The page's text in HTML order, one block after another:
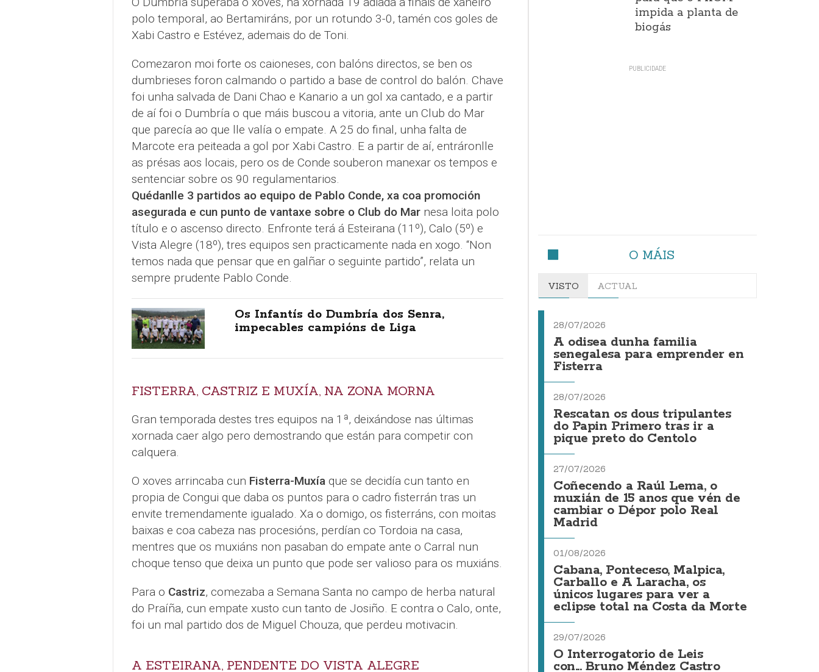
polo temporal, ao Bertamiráns, por un rotundo 3-0, tamén cos goles de
Xabi Castro e Estévez, ademais do de Toni.
Comezaron moi forte os caioneses, con balóns directos, se ben os
dumbrieses foron calmando o partido a base de control do balón. Chave
foi unha salvada de Dani Chao e Kanario a un gol xa cantado, e a partir
de aí foi o Dumbría o que máis buscou a vitoria, ante un Club do Mar
que parecía ao que lle valía o empate. A 25 do final, unha falta de
Marcote era peiteada a gol por Xabi Castro. E a partir de aí, entráronlle
as présas aos locais, pero os de Conde souberon manexar os tempos e
sentenciar sobre os 90 regulamentarios.
Quédanlle 3 partidos ao equipo de Pablo Conde, xa coa promoción
asegurada e cun punto de vantaxe sobre o Club do Mar nesa loita polo
título e o ascenso directo. Enfronte terá á Esteirana (11º), Calo (5º) e
Vista Alegre (18º), tres equipos sen practicamente nada en xogo. “Non
temos nada que pensar que en galñar o seguinte partido”, relata un
sempre prudente Pablo Conde.
Os Infantís do Dumbría dos Senra,
impecables campións de Liga
FISTERRA, CASTRIZ E MUXÍA, NA ZONA MORNA
Gran temporada destes tres equipos na 1ª, deixándose nas últimas
xornada caer algo pero demostrando que están para competir con
calquera.
O xoves arrincaba cun Fisterra-Muxía que se decidía cun tanto en
propia de Congui que daba os puntos para o cadro fisterrán tras un
envite tremendamente igualado. Xa o domigo, os fisterráns, con moitas
baixas e coa cabeza nas procesións, perdían co Tordoia na casa,
mentres que os muxiáns non pasaban do empate ante o Carral nun
choque tenso que deixa un punto que pode ser valioso para os muxiáns.
Para o Castriz, comezaba a Semana Santa no campo de herba natural
do Praíña, cun empate xusto cun tanto de Josiño. E contra o Calo, onte,
foi un mal partido dos de Miguel Chouza, que perdeu motivacin.
A ESTEIRANA, PENDENTE DO VISTA ALEGRE
impida a planta de
biogás
O MÁIS
VISTO ACTUAL
28/07/2026
A odisea dunha familia
senegalesa para emprender en
Fisterra
28/07/2026
Rescatan os dous tripulantes
do Papin Primero tras ir a
pique preto do Centolo
27/07/2026
Coñecendo a Raúl Lema, o
muxián de 15 anos que vén de
cambiar o Dépor polo Real
Madrid
01/08/2026
Cabana, Ponteceso, Malpica,
Carballo e A Laracha, os
únicos lugares para ver a
eclipse total na Costa da Morte
29/07/2026
O Interrogatorio de Leis
con... Bruno Méndez Castro